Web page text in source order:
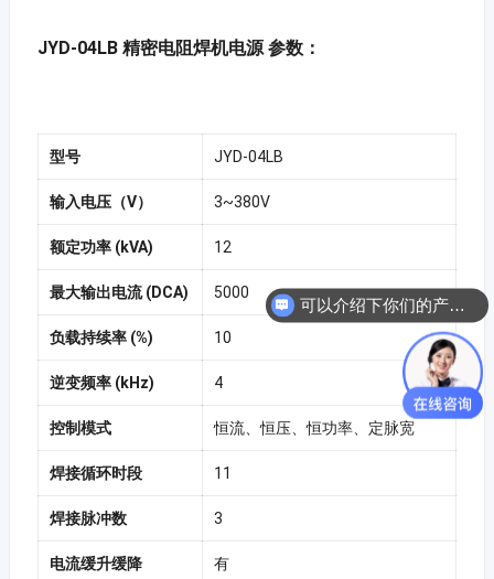
JYD-04LB 精密电阻焊机电源 参数：
型号 JYD-04LB
输入电压（V） 3~380V
额定功率 (kVA) 12
最大输出电流 (DCA) 5000
负载持续率 (%) 10
逆变频率 (kHz) 4
控制模式 恒流、恒压、恒功率、定脉宽
焊接循环时段 11
焊接脉冲数 3
电流缓升缓降 有
可以介绍下你们的产品么？